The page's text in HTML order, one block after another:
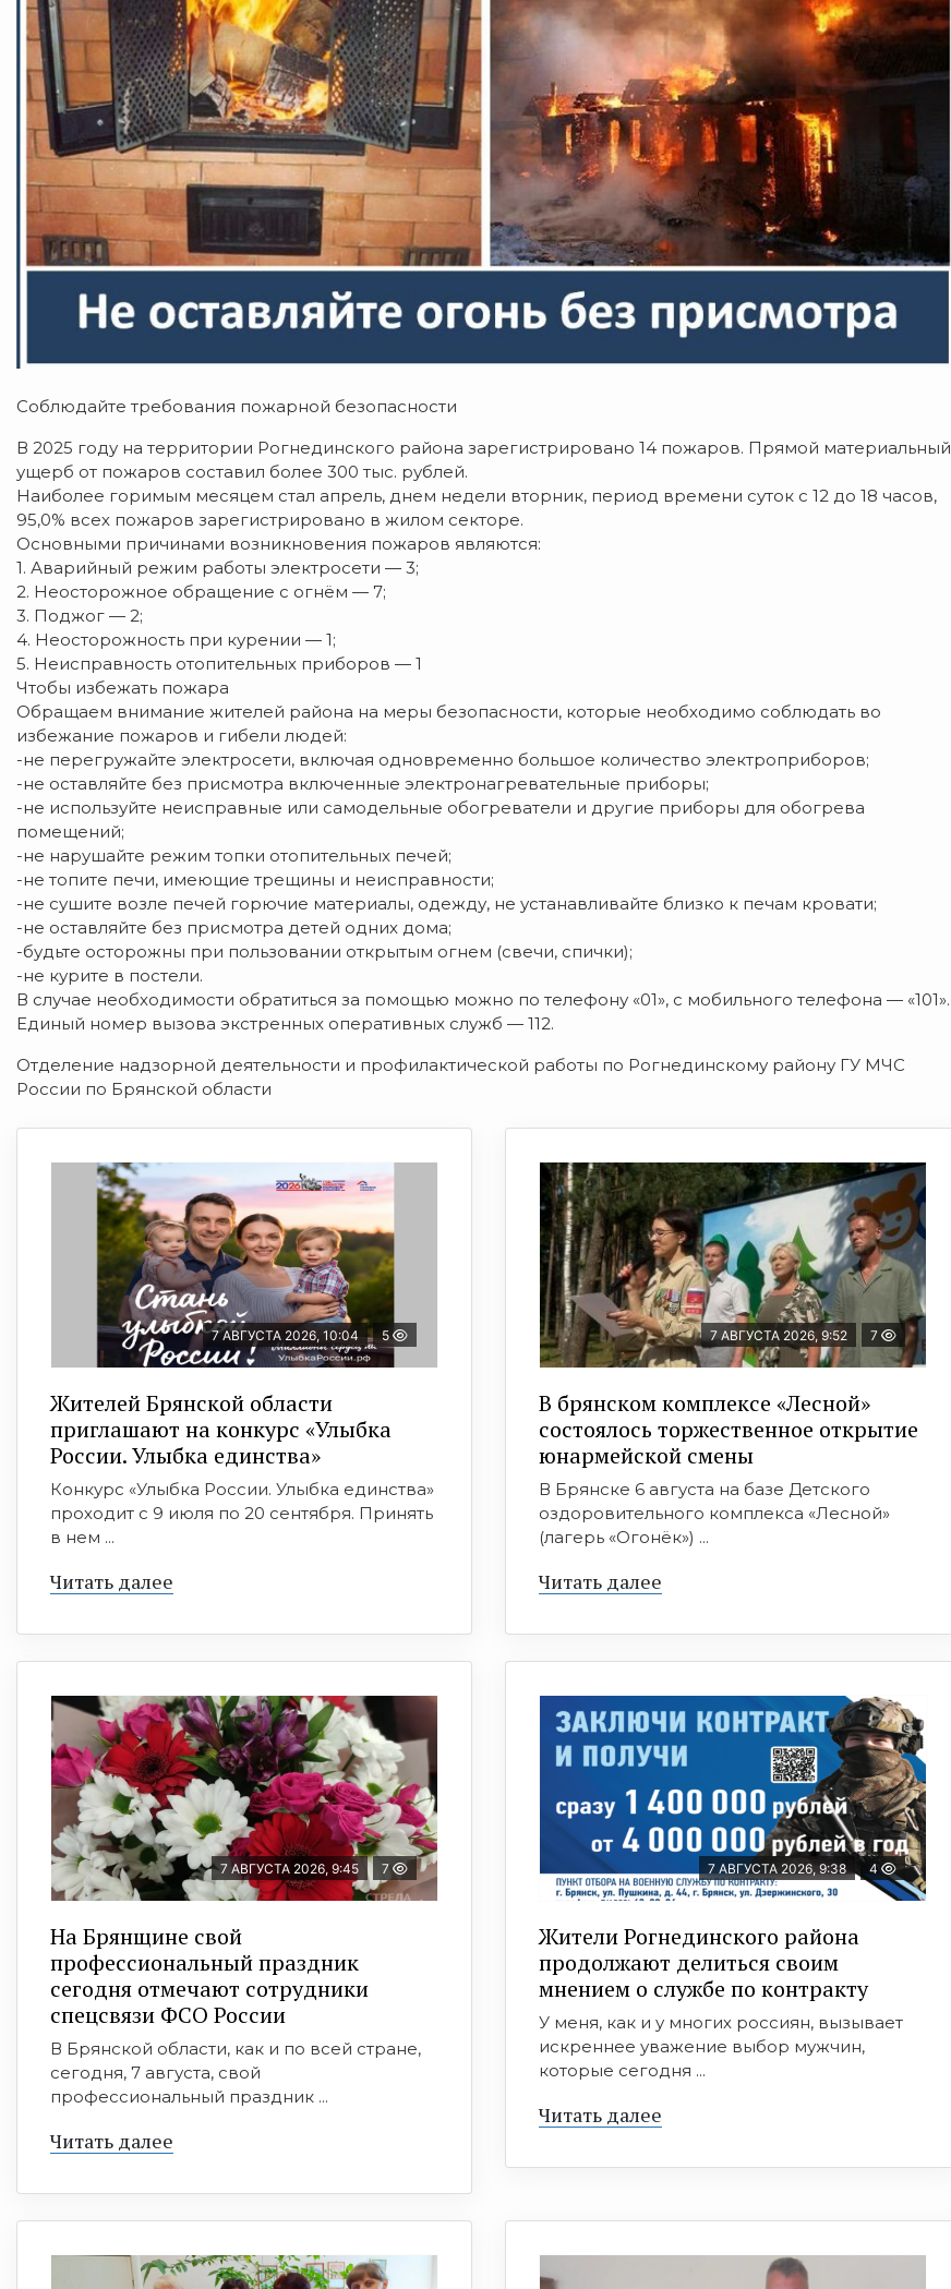
Соблюдайте требования пожарной безопасности
В 2025 году на территории Рогнединского района зарегистрировано 14 пожаров. Прямой материальный
ущерб от пожаров составил более 300 тыс. рублей.
Наиболее горимым месяцем стал апрель, днем недели вторник, период времени суток с 12 до 18 часов,
95,0% всех пожаров зарегистрировано в жилом секторе.
Основными причинами возникновения пожаров являются:
1. Аварийный режим работы электросети — 3;
2. Неосторожное обращение с огнём — 7;
3. Поджог — 2;
4. Неосторожность при курении — 1;
5. Неисправность отопительных приборов — 1
Чтобы избежать пожара
Обращаем внимание жителей района на меры безопасности, которые необходимо соблюдать во
избежание пожаров и гибели людей:
-не перегружайте электросети, включая одновременно большое количество электроприборов;
-не оставляйте без присмотра включенные электронагревательные приборы;
-не используйте неисправные или самодельные обогреватели и другие приборы для обогрева
помещений;
-не нарушайте режим топки отопительных печей;
-не топите печи, имеющие трещины и неисправности;
-не сушите возле печей горючие материалы, одежду, не устанавливайте близко к печам кровати;
-не оставляйте без присмотра детей одних дома;
-будьте осторожны при пользовании открытым огнем (свечи, спички);
-не курите в постели.
В случае необходимости обратиться за помощью можно по телефону «01», с мобильного телефона — «101».
Единый номер вызова экстренных оперативных служб — 112.
Отделение надзорной деятельности и профилактической работы по Рогнединскому району ГУ МЧС
России по Брянской области
7 АВГУСТА 2026, 10:04 5
Жителей Брянской области
приглашают на конкурс «Улыбка
России. Улыбка единства»
Конкурс «Улыбка России. Улыбка единства»
проходит с 9 июля по 20 сентября. Принять
в нем ...
Читать далее
7 АВГУСТА 2026, 9:52 7
В брянском комплексе «Лесной»
состоялось торжественное открытие
юнармейской смены
В Брянске 6 августа на базе Детского
оздоровительного комплекса «Лесной»
(лагерь «Огонёк») ...
Читать далее
7 АВГУСТА 2026, 9:45 7
На Брянщине свой
профессиональный праздник
сегодня отмечают сотрудники
спецсвязи ФСО России
В Брянской области, как и по всей стране,
сегодня, 7 августа, свой
профессиональный праздник ...
Читать далее
7 АВГУСТА 2026, 9:38 4
Жители Рогнединского района
продолжают делиться своим
мнением о службе по контракту
У меня, как и у многих россиян, вызывает
искреннее уважение выбор мужчин,
которые сегодня ...
Читать далее